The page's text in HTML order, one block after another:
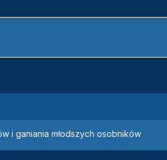
i ganiania młodszych osobników